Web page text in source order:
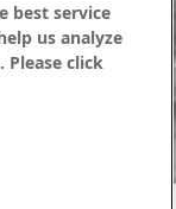
best service
us analyze
click